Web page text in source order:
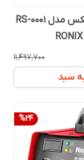
کیت دریل چکشی رونیکس مدل RS-0001
۱۱٬۴۹۷٬۷۰۰
سبد
%24